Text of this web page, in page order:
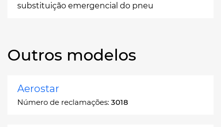
substituição emergencial do pneu
Outros modelos
Aerostar
Número de reclamações: 3018